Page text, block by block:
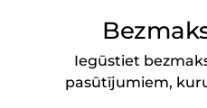
Iegūstiet
pasūtījumiem,